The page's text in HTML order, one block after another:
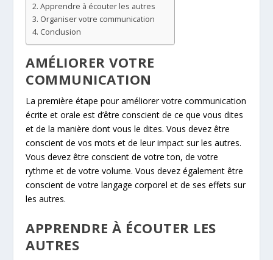
Apprendre à écouter les autres
Organiser votre communication
Conclusion
AMÉLIORER VOTRE
COMMUNICATION
La première étape pour améliorer votre communication
écrite et orale est d’être conscient de ce que vous dites
et de la manière dont vous le dites. Vous devez être
conscient de vos mots et de leur impact sur les autres.
Vous devez être conscient de votre ton, de votre
rythme et de votre volume. Vous devez également être
conscient de votre langage corporel et de ses effets sur
les autres.
APPRENDRE À ÉCOUTER LES
AUTRES